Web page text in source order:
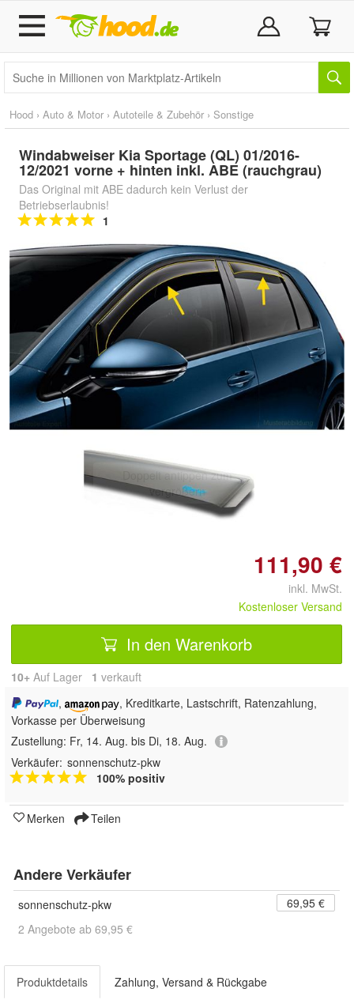
Hood › Auto & Motor › Autoteile & Zubehör › Sonstige
Windabweiser Kia Sportage (QL) 01/2016-
12/2021 vorne + hinten inkl. ABE (rauchgrau)
Das Original mit ABE dadurch kein Verlust der
Betriebserlaubnis!
1
Doppelt antippen zum
vergrößern
111,90 €
inkl. MwSt.
Kostenloser Versand
In den Warenkorb
10+ Auf Lager 1 verkauft
,
, Kreditkarte, Lastschrift, Ratenzahlung,
Vorkasse per Überweisung
Zustellung: Fr, 14. Aug. bis Di, 18. Aug.
Verkäufer: sonnenschutz-pkw
100% positiv
Merken Teilen
Andere Verkäufer
sonnenschutz-pkw
69,95 €
2 Angebote ab 69,95 €
Produktdetails Zahlung, Versand & Rückgabe